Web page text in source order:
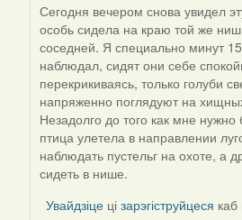
Сегодня вечером снова увидел
особь сидела на краю той же
соседней. Я специально минут
наблюдал, сидят они себе
перекрикиваясь, только голуби
напряженно поглядуют на
Незадолго до того как мне
птица улетела в направлении
наблюдать пустельг на охоте, а
сидеть в нише.
Увайдзіце цізарэгіструйцеся каб